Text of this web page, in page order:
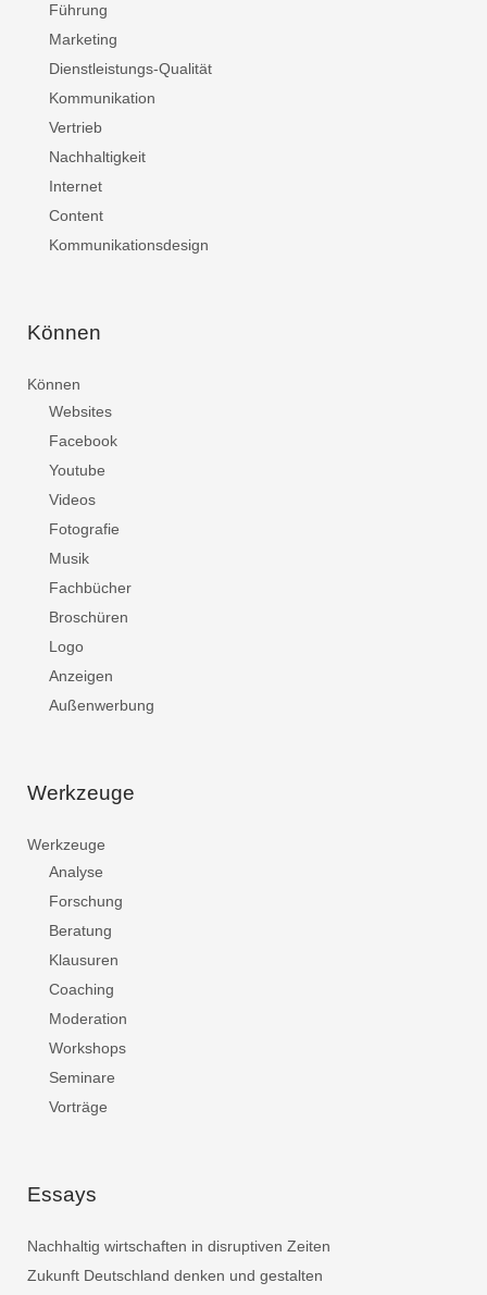
Führung
Marketing
Dienstleistungs-Qualität
Kommunikation
Vertrieb
Nachhaltigkeit
Internet
Content
Kommunikationsdesign
Können
Können
Websites
Facebook
Youtube
Videos
Fotografie
Musik
Fachbücher
Broschüren
Logo
Anzeigen
Außenwerbung
Werkzeuge
Werkzeuge
Analyse
Forschung
Beratung
Klausuren
Coaching
Moderation
Workshops
Seminare
Vorträge
Essays
Nachhaltig wirtschaften in disruptiven Zeiten
Zukunft Deutschland denken und gestalten